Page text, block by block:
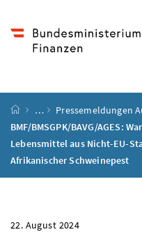
Startseite
…
Pressemeldungen
BMF/BMSGPK/BAVG/AGES:
Lebensmittel aus Nicht-EU-
Afrikanischer Schweinepest
22. August 2024